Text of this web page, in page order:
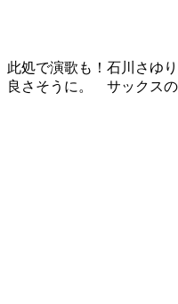
此処で演歌も！石川さゆ
良さそうに。 サックスの